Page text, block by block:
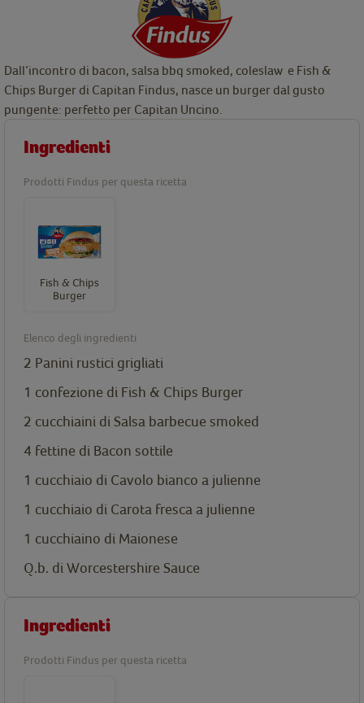
Dall’incontro di bacon, salsa bbq smoked, coleslaw e Fish &
Chips Burger di Capitan Findus, nasce un burger dal gusto
pungente: perfetto per Capitan Uncino.
Ingredienti
Prodotti Findus per questa ricetta
Fish & Chips
Burger
Elenco degli ingredienti
2 Panini rustici grigliati
1 confezione di Fish & Chips Burger
2 cucchiaini di Salsa barbecue smoked
4 fettine di Bacon sottile
1 cucchiaio di Cavolo bianco a julienne
1 cucchiaio di Carota fresca a julienne
1 cucchiaino di Maionese
Q.b. di Worcestershire Sauce
Ingredienti
Prodotti Findus per questa ricetta